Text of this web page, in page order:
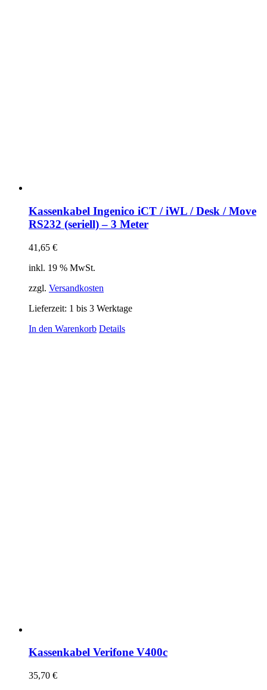
Kassenkabel Ingenico iCT / iWL / Desk / Move
RS232 (seriell) – 3 Meter
41,65 €
inkl. 19 % MwSt.
zzgl. Versandkosten
Lieferzeit: 1 bis 3 Werktage
In den Warenkorb Details
Kassenkabel Verifone V400c
35,70 €